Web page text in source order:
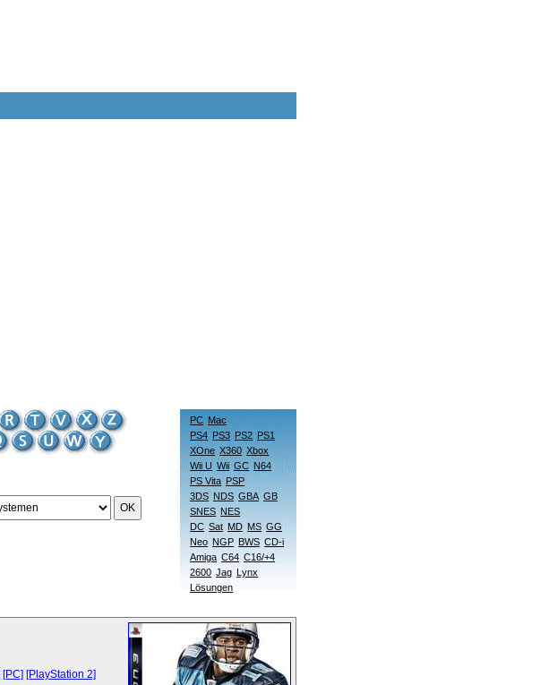
OK
PC Mac
PS4 PS3 PS2 PS1
XOne X360 Xbox
Wii U Wii GC N64
PS Vita PSP
3DS NDS GBA GB
SNES NES
DC Sat MD MS GG
Neo NGP BWS CD-i
Amiga C64 C16/+4
2600 Jag Lynx
Lösungen
[PC] [PlayStation 2]